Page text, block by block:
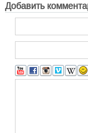
Добавить